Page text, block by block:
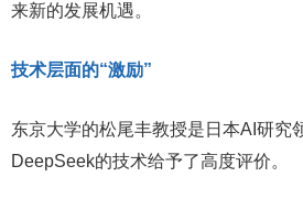
来新的发展机遇。
技术层面的“激励”
东京大学的松尾丰教授是日本AI研究
DeepSeek的技术给予了高度评价。